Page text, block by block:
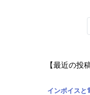
【最近の投稿
インボイスと